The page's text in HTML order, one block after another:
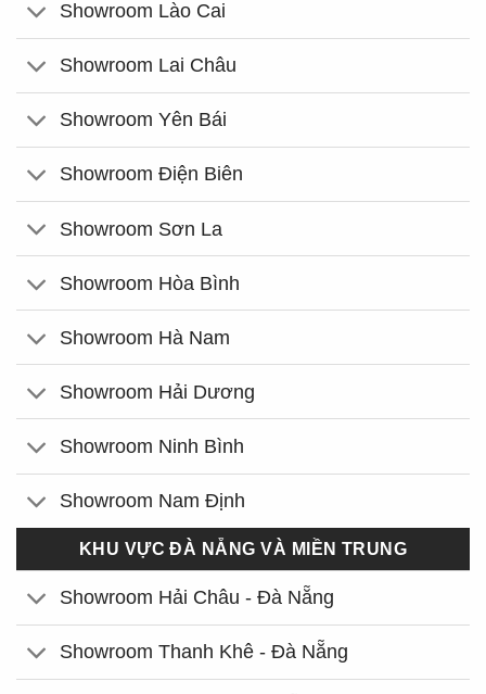
Showroom Lào Cai
Showroom Lai Châu
Showroom Yên Bái
Showroom Điện Biên
Showroom Sơn La
Showroom Hòa Bình
Showroom Hà Nam
Showroom Hải Dương
Showroom Ninh Bình
Showroom Nam Định
KHU VỰC ĐÀ NẴNG VÀ MIỀN TRUNG
Showroom Hải Châu - Đà Nẵng
Showroom Thanh Khê - Đà Nẵng